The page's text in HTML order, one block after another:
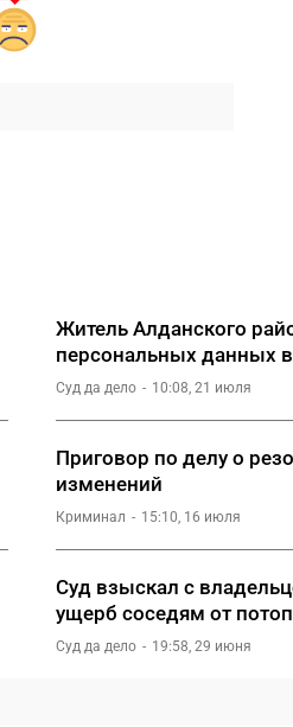
Житель Алданского
персональных данных в
Суд да дело 10:08, 21 июля
Приговор по делу о
изменений
Криминал 15:10, 16 июля
Суд взыскал с
ущерб соседям от
Суд да дело 19:58, 29 июня